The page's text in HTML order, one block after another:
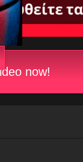
now!